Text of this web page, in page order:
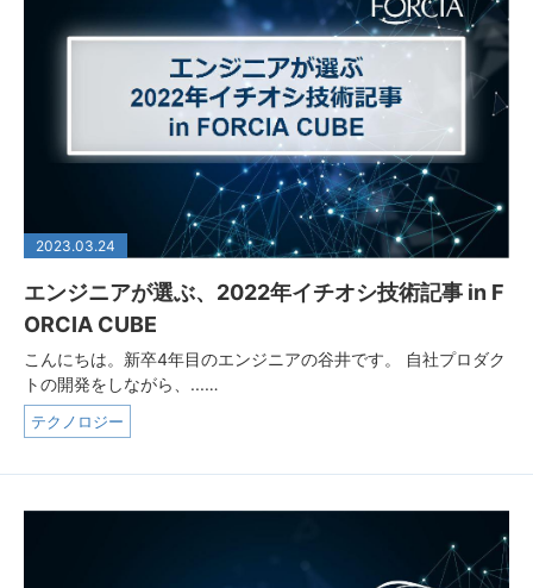
2023.03.24
エンジニアが選ぶ、2022年イチオシ技術記事 in F
ORCIA CUBE
こんにちは。新卒4年目のエンジニアの谷井です。 自社プロダク
トの開発をしながら、...…
テクノロジー